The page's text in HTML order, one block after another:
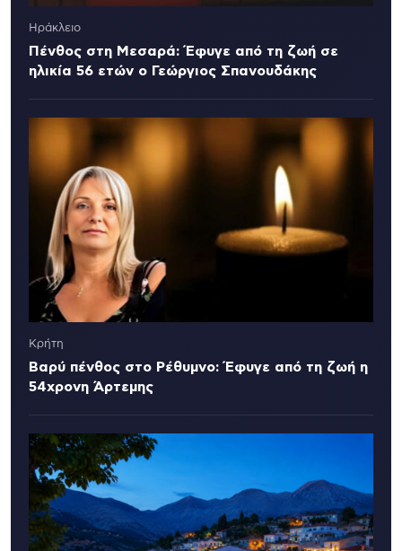
Ηράκλειο
Πένθος στη Μεσαρά: Έφυγε από τη ζωή σε
ηλικία 56 ετών ο Γεώργιος Σπανουδάκης
Κρήτη
Βαρύ πένθος στο Ρέθυμνο: Έφυγε από τη ζωή η
54χρονη Άρτεμης